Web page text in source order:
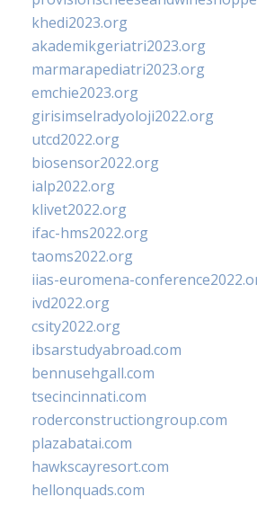
khedi2023.org
akademikgeriatri2023.org
marmarapediatri2023.org
emchie2023.org
girisimselradyoloji2022.org
utcd2022.org
biosensor2022.org
ialp2022.org
klivet2022.org
ifac-hms2022.org
taoms2022.org
iias-euromena-
ivd2022.org
csity2022.org
ibsarstudyabroad.com
bennusehgall.com
tsecincinnati.com
roderconstructiongroup.com
plazabatai.com
hawkscayresort.com
hellonquads.com